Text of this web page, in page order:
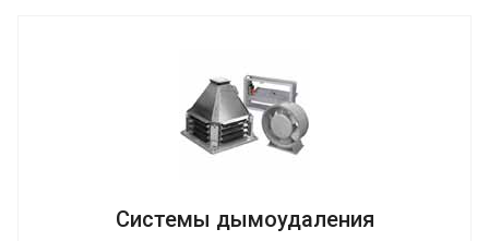
Системы дымоудаления